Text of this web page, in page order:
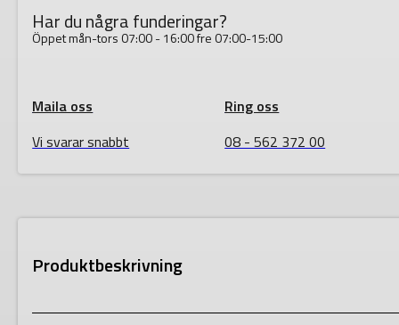
Har du några funderingar?
Öppet mån-tors 07:00 - 16:00 fre 07:00-15:00
Maila oss
Vi svarar snabbt
Ring oss
08 - 562 372 00
Produktbeskrivning